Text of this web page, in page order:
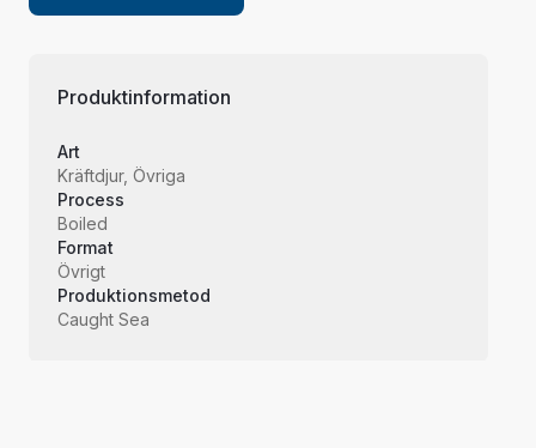
Produktinformation
Art
Kräftdjur, Övriga
Process
Boiled
Format
Övrigt
Produktionsmetod
Caught Sea